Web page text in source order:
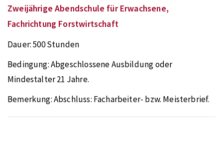
Zweijährige Abendschule für Erwachsene,
Fachrichtung Forstwirtschaft
Dauer:500 Stunden
Bedingung:Abgeschlossene Ausbildung oder
Mindestalter 21 Jahre.
Bemerkung:Abschluss: Facharbeiter- bzw. Meisterbrief.